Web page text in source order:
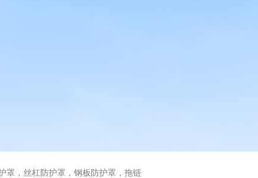
罩，丝杠防护罩，钢板防护罩，拖链